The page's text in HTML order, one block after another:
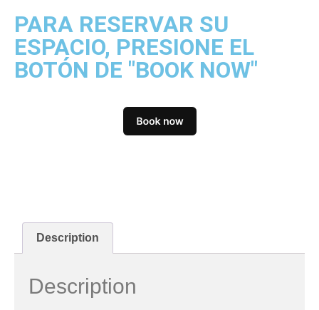
PARA RESERVAR SU
ESPACIO, PRESIONE EL
BOTÓN DE "BOOK NOW"
Description
Description